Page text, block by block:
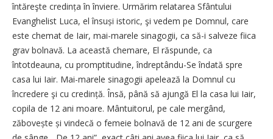
întăreşte credința în înviere. Urmărim relatarea Sfântului
Evanghelist Luca, el însuși istoric, şi vedem pe Domnul, care
este chemat de Iair, mai-marele sinagogii, ca să-i salveze fiica
grav bolnavă. La această chemare, El răspunde, ca
întotdeauna, cu promptitudine, îndreptându-Se îndată spre
casa lui Iair. Mai-marele sinagogii apelează la Domnul cu
încredere şi cu credință. Însă, până să ajungă El la casa lui Iair,
copila de 12 ani moare. Mântuitorul, pe cale mergând,
zăbovește și vindecă o femeie bolnavă de 12 ani de scurgere